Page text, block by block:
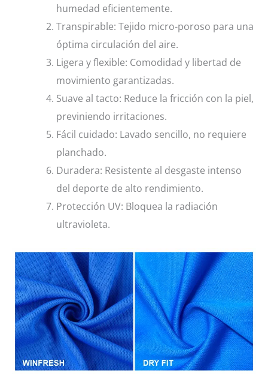
humedad eficientemente.
Transpirable: Tejido micro-poroso para una
óptima circulación del aire.
Ligera y flexible: Comodidad y libertad de
movimiento garantizadas.
Suave al tacto: Reduce la fricción con la piel,
previniendo irritaciones.
Fácil cuidado: Lavado sencillo, no requiere
planchado.
Duradera: Resistente al desgaste intenso
del deporte de alto rendimiento.
Protección UV: Bloquea la radiación
ultravioleta.